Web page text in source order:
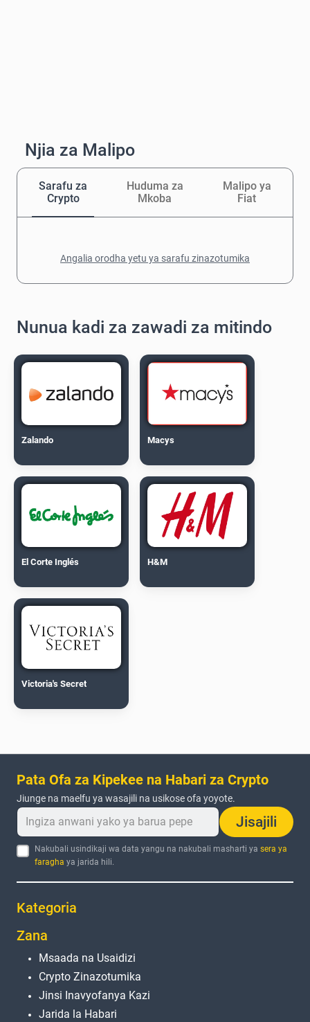
Njia za Malipo
Sarafu za
Crypto
Huduma za
Mkoba
Malipo ya
Fiat
Angalia orodha yetu ya sarafu zinazotumika
Nunua kadi za zawadi za mitindo
Zalando Macys
El Corte Inglés H&M
Victoria's Secret
Pata Ofa za Kipekee na Habari za Crypto
Jiunge na maelfu ya wasajili na usikose ofa yoyote.
Jisajili
Nakubali usindikaji wa data yangu na nakubali masharti yasera ya
faragha ya jarida hili.
Kategoria
Zana
Msaada na Usaidizi
Crypto Zinazotumika
Jinsi Inavyofanya Kazi
Jarida la Habari